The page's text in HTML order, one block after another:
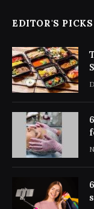
EDITOR'S PICKS